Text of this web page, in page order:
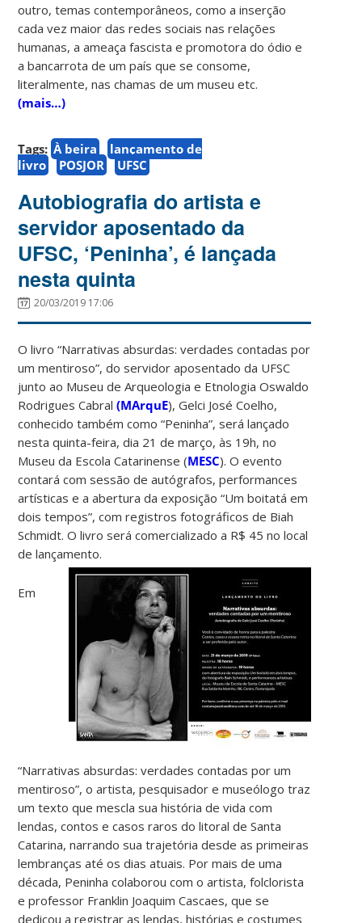
outro, temas contemporâneos, como a inserção
cada vez maior das redes sociais nas relações
humanas, a ameaça fascista e promotora do ódio e
a bancarrota de um país que se consome,
literalmente, nas chamas de um museu etc.
(mais…)
Tags: À beira
lançamento de
livro
POSJOR UFSC
Autobiografia do artista e
servidor aposentado da
UFSC, ‘Peninha’, é lançada
nesta quinta
20/03/2019 17:06
O livro “Narrativas absurdas: verdades contadas por
um mentiroso”, do servidor aposentado da UFSC
junto ao Museu de Arqueologia e Etnologia Oswaldo
Rodrigues Cabral(MArquE), Gelci José Coelho,
conhecido também como “Peninha”, será lançado
nesta quinta-feira, dia 21 de março, às 19h, no
Museu da Escola Catarinense (MESC). O evento
contará com sessão de autógrafos, performances
artísticas e a abertura da exposição “Um boitatá em
dois tempos”, com registros fotográficos de Biah
Schmidt. O livro será comercializado a R$ 45 no local
de lançamento.
Em
“Narrativas absurdas: verdades contadas por um
mentiroso”, o artista, pesquisador e museólogo traz
um texto que mescla sua história de vida com
lendas, contos e casos raros do litoral de Santa
Catarina, narrando sua trajetória desde as primeiras
lembranças até os dias atuais. Por mais de uma
década, Peninha colaborou com o artista, folclorista
e professor Franklin Joaquim Cascaes, que se
dedicou a registrar as lendas, histórias e costumes